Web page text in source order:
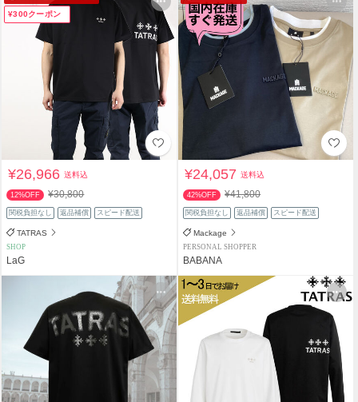
¥300クーポン
¥26,966送料込
12%OFF ¥30,800
関税負担なし 返品補償 スピード配送
TATRAS
SHOP
LaG
¥24,057送料込
42%OFF ¥41,800
関税負担なし 返品補償 スピード配送
Mackage
PERSONAL SHOPPER
BABANA